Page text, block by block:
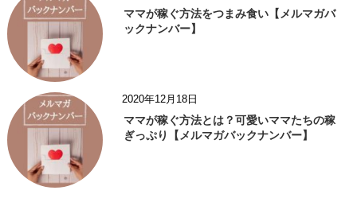
ママが稼ぐ方法をつまみ食い【メルマガバ
ックナンバー】
2020年12月18日
ママが稼ぐ方法とは？可愛いママたちの稼
ぎっぷり【メルマガバックナンバー】